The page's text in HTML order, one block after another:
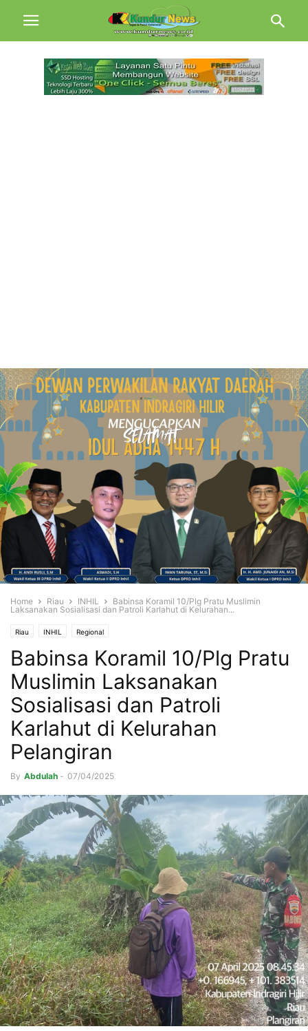
Home Riau INHIL
Babinsa Koramil 10/Plg Pratu Muslimin
Laksanakan Sosialisasi dan Patroli Karlahut di Kelurahan...
Riau INHIL Regional
Babinsa Koramil 10/Plg Pratu
Muslimin Laksanakan
Sosialisasi dan Patroli
Karlahut di Kelurahan
Pelangiran
By Abdulah - 07/04/2025